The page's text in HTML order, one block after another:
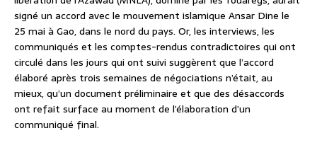
signé un accord avec le mouvement islamique Ansar Dine le
25 mai à Gao, dans le nord du pays. Or, les interviews, les
communiqués et les comptes-rendus contradictoires qui ont
circulé dans les jours qui ont suivi suggèrent que l’accord
élaboré après trois semaines de négociations n’était, au
mieux, qu’un document préliminaire et que des désaccords
ont refait surface au moment de l’élaboration d’un
communiqué final.